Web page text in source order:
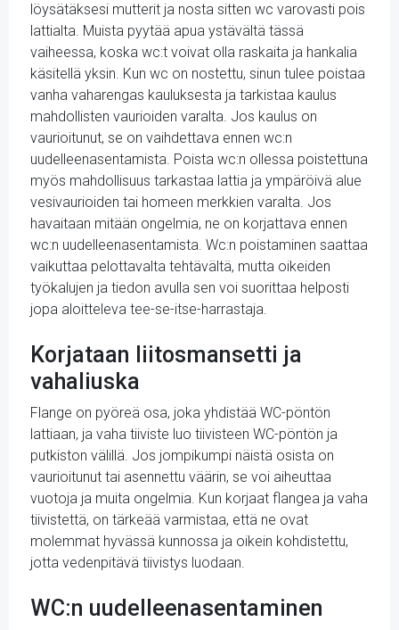
löysätäksesi mutterit ja nosta sitten wc varovasti pois
lattialta. Muista pyytää apua ystävältä tässä
vaiheessa, koska wc:t voivat olla raskaita ja hankalia
käsitellä yksin. Kun wc on nostettu, sinun tulee poistaa
vanha vaharengas kauluksesta ja tarkistaa kaulus
mahdollisten vaurioiden varalta. Jos kaulus on
vaurioitunut, se on vaihdettava ennen wc:n
uudelleenasentamista. Poista wc:n ollessa poistettuna
myös mahdollisuus tarkastaa lattia ja ympäröivä alue
vesivaurioiden tai homeen merkkien varalta. Jos
havaitaan mitään ongelmia, ne on korjattava ennen
wc:n uudelleenasentamista. Wc:n poistaminen saattaa
vaikuttaa pelottavalta tehtävältä, mutta oikeiden
työkalujen ja tiedon avulla sen voi suorittaa helposti
jopa aloitteleva tee-se-itse-harrastaja.
Korjataan liitosmansetti ja
vahaliuska
Flange on pyöreä osa, joka yhdistää WC-pöntön
lattiaan, ja vaha tiiviste luo tiivisteen WC-pöntön ja
putkiston välillä. Jos jompikumpi näistä osista on
vaurioitunut tai asennettu väärin, se voi aiheuttaa
vuotoja ja muita ongelmia. Kun korjaat flangea ja vaha
tiivistettä, on tärkeää varmistaa, että ne ovat
molemmat hyvässä kunnossa ja oikein kohdistettu,
jotta vedenpitävä tiivistys luodaan.
WC:n uudelleenasentaminen